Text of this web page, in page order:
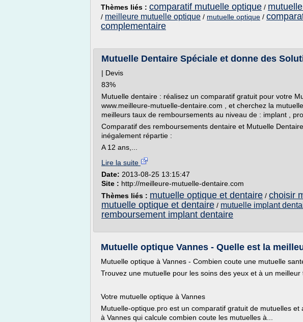
Thèmes liés : comparatif mutuelle optique /
/ meilleure mutuelle optique / mutuelle optique /
complementaire
Mutuelle Dentaire Spéciale et donne des
| Devis
83%
Mutuelle dentaire : réalisez un comparatif gratuit pour votre
www.meilleure-mutuelle-dentaire.com , et cherchez la
meilleurs taux de remboursements au niveau de : implant ,
Comparatif des remboursements dentaire et Mutuelle
inégalement répartie :
A 12 ans,...
Lire la suite
Date: 2013-08-25 13:15:47
Site : http://meilleure-mutuelle-dentaire.com
Thèmes liés : mutuelle optique et dentaire / choisir
mutuelle optique et dentaire / mutuelle implant
remboursement implant dentaire
Mutuelle optique Vannes - Quelle est la
Mutuelle optique à Vannes - Combien coute une mutuelle
Trouvez une mutuelle pour les soins des yeux et à un
Votre mutuelle optique à Vannes
Mutuelle-optique.pro est un comparatif gratuit de mutuelles
à Vannes qui calcule combien coute les mutuelles à...